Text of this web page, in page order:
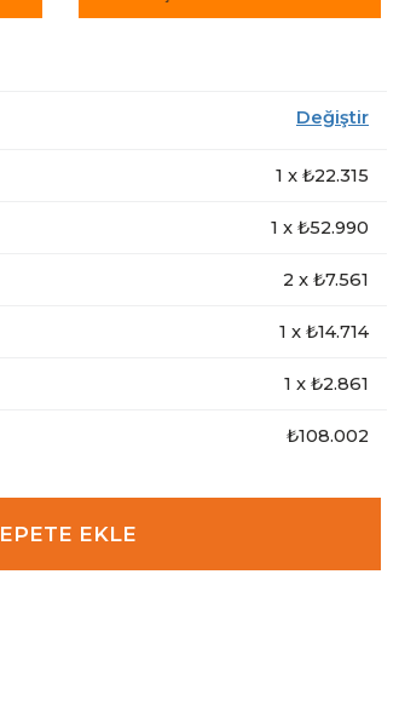
Değiştir
1 x ₺22.315
1 x ₺52.990
2 x ₺7.561
1 x ₺14.714
1 x ₺2.861
₺108.002
EKLE